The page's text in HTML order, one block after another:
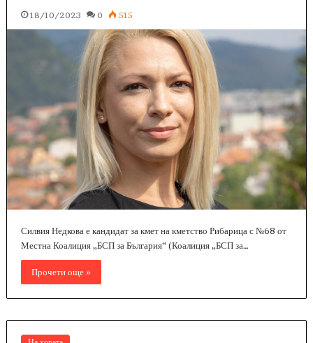
18/10/2023 0 515
Силвия Недкова е кандидат за кмет на кметство Рибарица с №68 от
Местна Коалиция „БСП за България“ (Коалиция „БСП за…
Прочети още »